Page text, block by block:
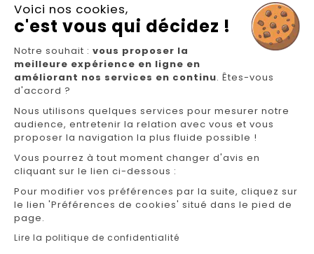
Nous suivre
NOS MAGASINS
FAQ/CONTACT
Voici nos cookies,
c'est vous qui décidez !
Notre souhait : vous proposer la
meilleure expérience en ligne en
améliorant nos services en continu. Êtes-vous
d'accord ?
Nous utilisons quelques services pour mesurer notre
audience, entretenir la relation avec vous et vous
proposer la navigation la plus fluide possible !
Vous pourrez à tout moment changer d'avis en
cliquant sur le lien ci-dessous :
Pour modifier vos préférences par la suite, cliquez sur
le lien 'Préférences de cookies' situé dans le pied de
page.
Lire la politique de confidentialité